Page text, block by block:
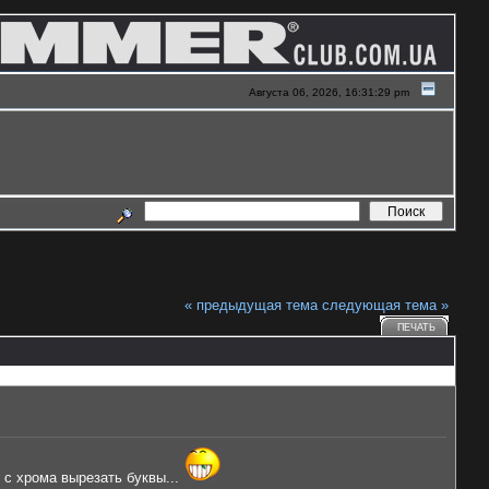
Августа 06, 2026, 16:31:29 pm
« предыдущая тема следующая тема »
ПЕЧАТЬ
хрома вырезать буквы...